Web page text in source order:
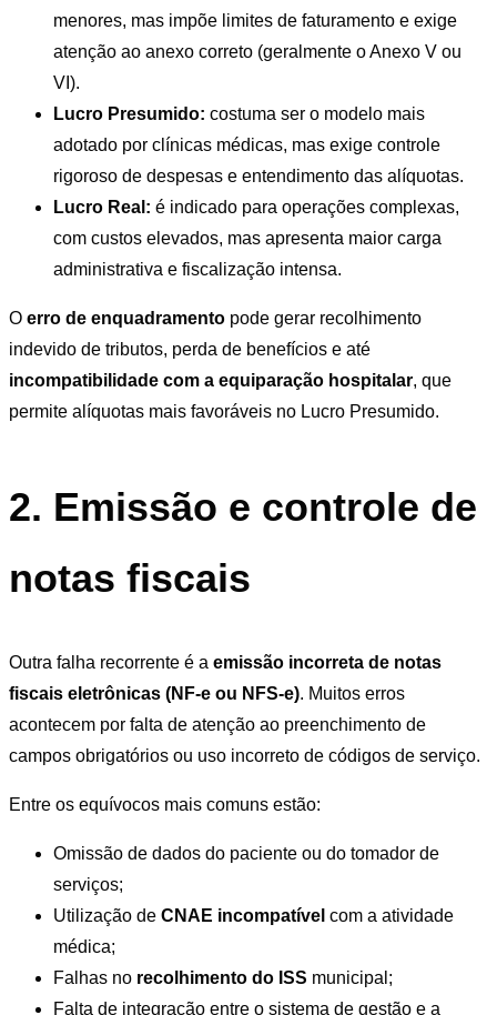
menores, mas impõe limites de faturamento e exige
atenção ao anexo correto (geralmente o Anexo V ou
VI).
Lucro Presumido: costuma ser o modelo mais
adotado por clínicas médicas, mas exige controle
rigoroso de despesas e entendimento das alíquotas.
Lucro Real: é indicado para operações complexas,
com custos elevados, mas apresenta maior carga
administrativa e fiscalização intensa.
O erro de enquadramento pode gerar recolhimento
indevido de tributos, perda de benefícios e até
incompatibilidade com a equiparação hospitalar, que
permite alíquotas mais favoráveis no Lucro Presumido.
2. Emissão e controle de
notas fiscais
Outra falha recorrente é a emissão incorreta de notas
fiscais eletrônicas (NF-e ou NFS-e). Muitos erros
acontecem por falta de atenção ao preenchimento de
campos obrigatórios ou uso incorreto de códigos de serviço.
Entre os equívocos mais comuns estão:
Omissão de dados do paciente ou do tomador de
serviços;
Utilização de CNAE incompatível com a atividade
médica;
Falhas no recolhimento do ISS municipal;
Falta de integração entre o sistema de gestão e a